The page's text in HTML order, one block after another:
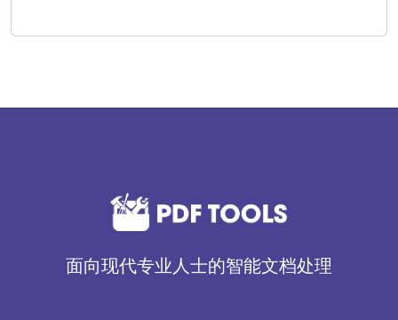
面向现代专业人士的智能文档处理